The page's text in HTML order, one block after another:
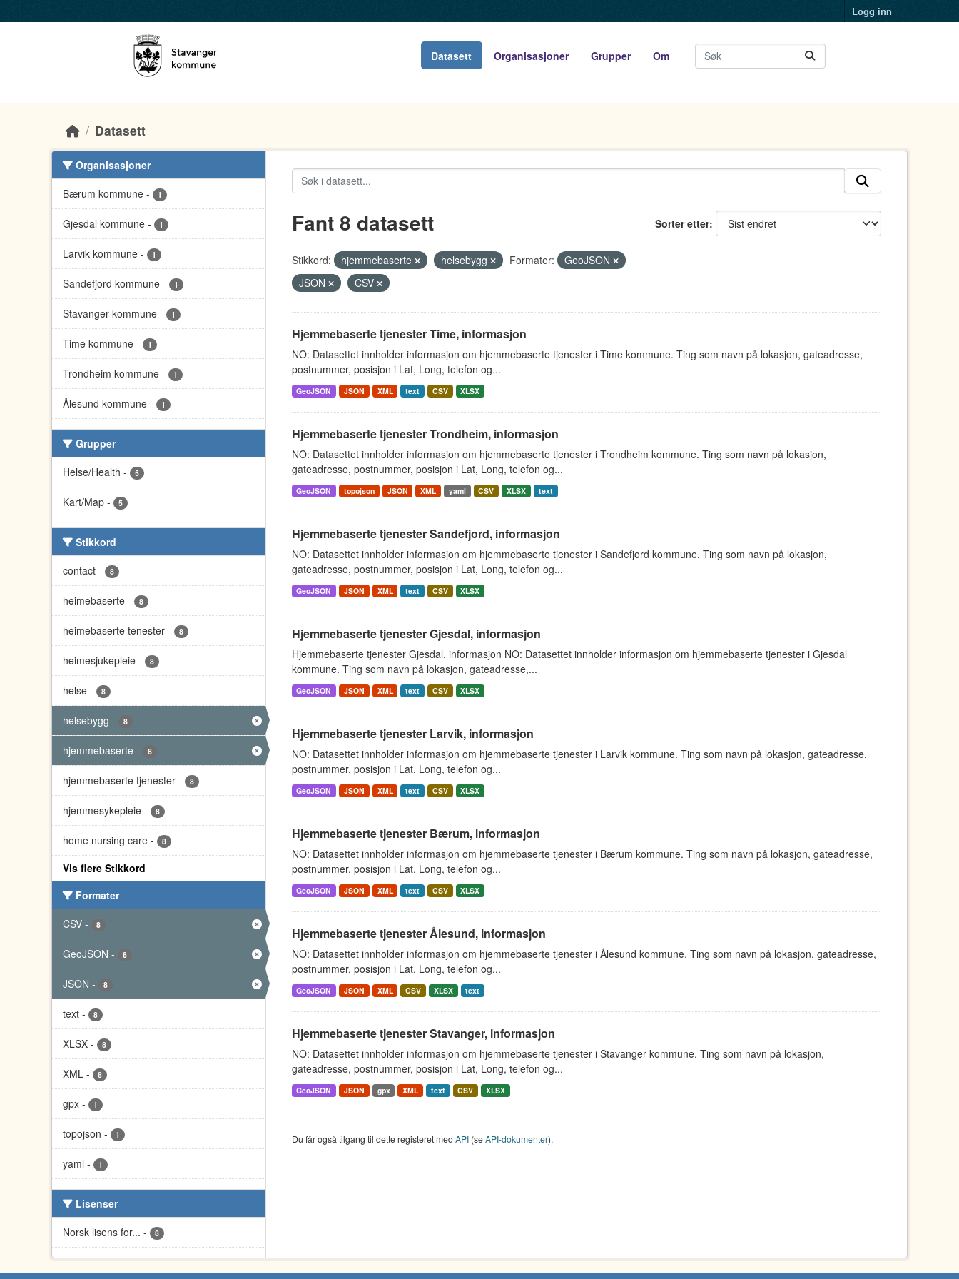
Logg inn
Datasett Organisasjoner Grupper Om
Datasett
Organisasjoner
Bærum kommune - 1
Gjesdal kommune - 1
Larvik kommune - 1
Sandefjord kommune - 1
Stavanger kommune - 1
Time kommune - 1
Trondheim kommune - 1
Ålesund kommune - 1
Grupper
Helse/Health - 5
Kart/Map - 5
Stikkord
contact - 8
heimebaserte - 8
heimebaserte tenester - 8
heimesjukepleie - 8
helse - 8
helsebygg - 8
hjemmebaserte - 8
hjemmebaserte tjenester - 8
hjemmesykepleie - 8
home nursing care - 8
Vis flere Stikkord
Formater
CSV - 8
GeoJSON - 8
JSON - 8
text - 8
XLSX - 8
XML - 8
gpx - 1
topojson - 1
yaml - 1
Lisenser
Norsk lisens for... - 8
Sorter etter
Fant 8 datasett
Stikkord: hjemmebaserte helsebygg Formater:
GeoJSON
JSON
CSV
Hjemmebaserte tjenester Time, informasjon
NO: Datasettet innholder informasjon om hjemmebaserte tjenester i Time kommune. Ting som navn på lokasjon, gateadresse,
postnummer, posisjon i Lat, Long, telefon og...
GeoJSON JSON XML text CSV XLSX
Hjemmebaserte tjenester Trondheim, informasjon
NO: Datasettet innholder informasjon om hjemmebaserte tjenester i Trondheim kommune. Ting som navn på lokasjon,
gateadresse, postnummer, posisjon i Lat, Long, telefon og...
GeoJSON topojson JSON XML yaml CSV XLSX text
Hjemmebaserte tjenester Sandefjord, informasjon
NO: Datasettet innholder informasjon om hjemmebaserte tjenester i Sandefjord kommune. Ting som navn på lokasjon,
gateadresse, postnummer, posisjon i Lat, Long, telefon og...
GeoJSON JSON XML text CSV XLSX
Hjemmebaserte tjenester Gjesdal, informasjon
Hjemmebaserte tjenester Gjesdal, informasjon NO: Datasettet innholder informasjon om hjemmebaserte tjenester i Gjesdal
kommune. Ting som navn på lokasjon, gateadresse,...
GeoJSON JSON XML text CSV XLSX
Hjemmebaserte tjenester Larvik, informasjon
NO: Datasettet innholder informasjon om hjemmebaserte tjenester i Larvik kommune. Ting som navn på lokasjon, gateadresse,
postnummer, posisjon i Lat, Long, telefon og...
GeoJSON JSON XML text CSV XLSX
Hjemmebaserte tjenester Bærum, informasjon
NO: Datasettet innholder informasjon om hjemmebaserte tjenester i Bærum kommune. Ting som navn på lokasjon, gateadresse,
postnummer, posisjon i Lat, Long, telefon og...
GeoJSON JSON XML text CSV XLSX
Hjemmebaserte tjenester Ålesund, informasjon
NO: Datasettet innholder informasjon om hjemmebaserte tjenester i Ålesund kommune. Ting som navn på lokasjon, gateadresse,
postnummer, posisjon i Lat, Long, telefon og...
GeoJSON JSON XML CSV XLSX text
Hjemmebaserte tjenester Stavanger, informasjon
NO: Datasettet innholder informasjon om hjemmebaserte tjenester i Stavanger kommune. Ting som navn på lokasjon,
gateadresse, postnummer, posisjon i Lat, Long, telefon og...
GeoJSON JSON gpx XML text CSV XLSX
Du får også tilgang til dette registeret med API(seAPI-dokumenter).